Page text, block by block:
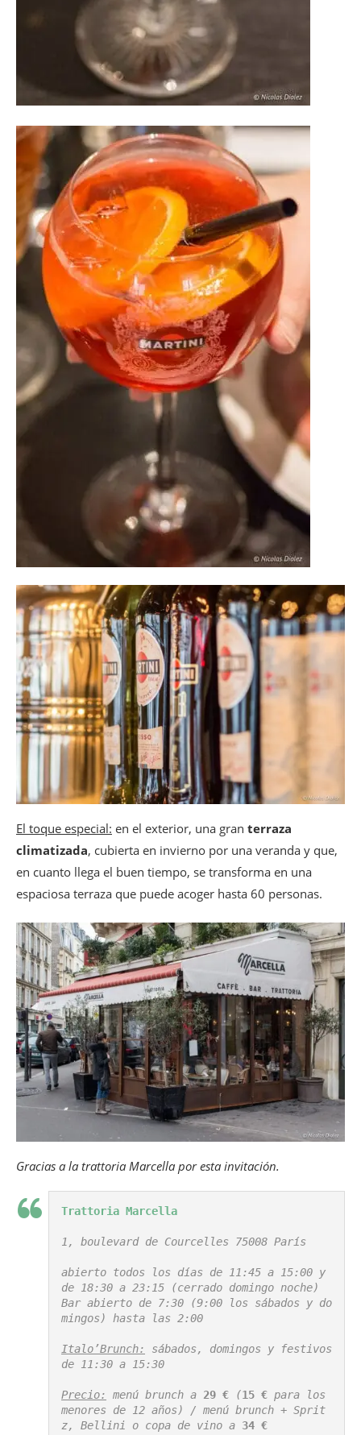
El toque especial: en el exterior, una gran terraza
climatizada, cubierta en invierno por una veranda y que,
en cuanto llega el buen tiempo, se transforma en una
espaciosa terraza que puede acoger hasta 60 personas.
Gracias a la trattoria Marcella por esta invitación.
Trattoria Marcella
1, boulevard de Courcelles 75008 París
abierto todos los días de 11:45 a 15:00 y
de 18:30 a 23:15 (cerrado domingo noche)
Bar abierto de 7:30 (9:00 los sábados y do
mingos) hasta las 2:00
Italo’Brunch:
sábados, domingos y festivos
de 11:30 a 15:30
Precio: menú brunch a 29 € (15 € para los
menores de 12 años) / menú brunch + Sprit
z, Bellini o copa de vino a 34 €